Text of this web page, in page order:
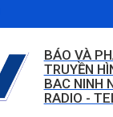
BÁO VÀ
TRUYỀN
BAC NINH
RADIO -